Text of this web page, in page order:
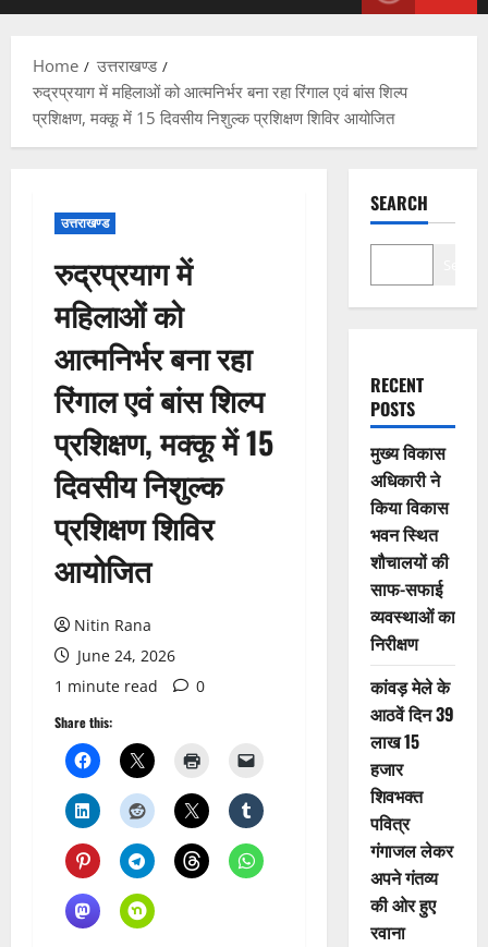
Home
उत्तराखण्ड
रुद्रप्रयाग में महिलाओं को आत्मनिर्भर बना रहा रिंगाल एवं बांस शिल्प
प्रशिक्षण, मक्कू में 15 दिवसीय निशुल्क प्रशिक्षण शिविर आयोजित
उत्तराखण्ड
रुद्रप्रयाग में
महिलाओं को
आत्मनिर्भर बना रहा
रिंगाल एवं बांस शिल्प
प्रशिक्षण, मक्कू में 15
दिवसीय निशुल्क
प्रशिक्षण शिविर
आयोजित
Nitin Rana
June 24, 2026
1 minute read
0
Share this:
SEARCH
RECENT
POSTS
मुख्य विकास
अधिकारी ने
किया विकास
भवन स्थित
शौचालयों की
साफ-सफाई
व्यवस्थाओं का
निरीक्षण
कांवड़ मेले के
आठवें दिन 39
लाख 15
हजार
शिवभक्त
पवित्र
गंगाजल लेकर
अपने गंतव्य
की ओर हुए
रवाना